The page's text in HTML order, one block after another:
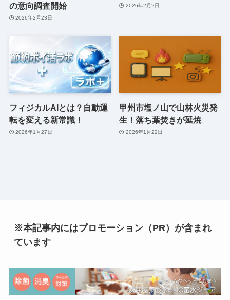
の意向調査開始
2026年2月23日
2026年2月2日
フィジカルAIとは？自動運
転を変える新常識！
2026年1月27日
甲州市塩ノ山で山林火災発
生！落ち葉焚きが延焼
2026年1月22日
※本記事内にはプロモーション（PR）が含まれ
ています